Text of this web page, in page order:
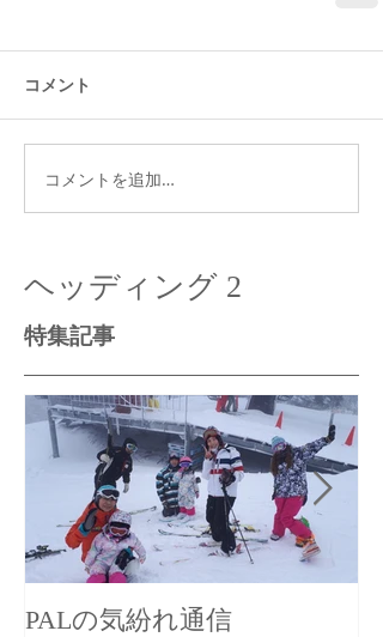
コメント
コメントを追加…
ヘッディング 2
特集記事
PALの気紛れ通信